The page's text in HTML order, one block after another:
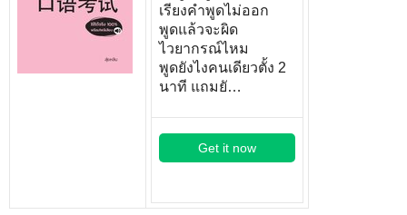
เรียงคำพูดไม่ออก
พูดแล้วจะผิด
ไวยากรณ์ไหม
พูดยังไงคนเดียวตั้ง 2
นาที แถมยั…
Get it now